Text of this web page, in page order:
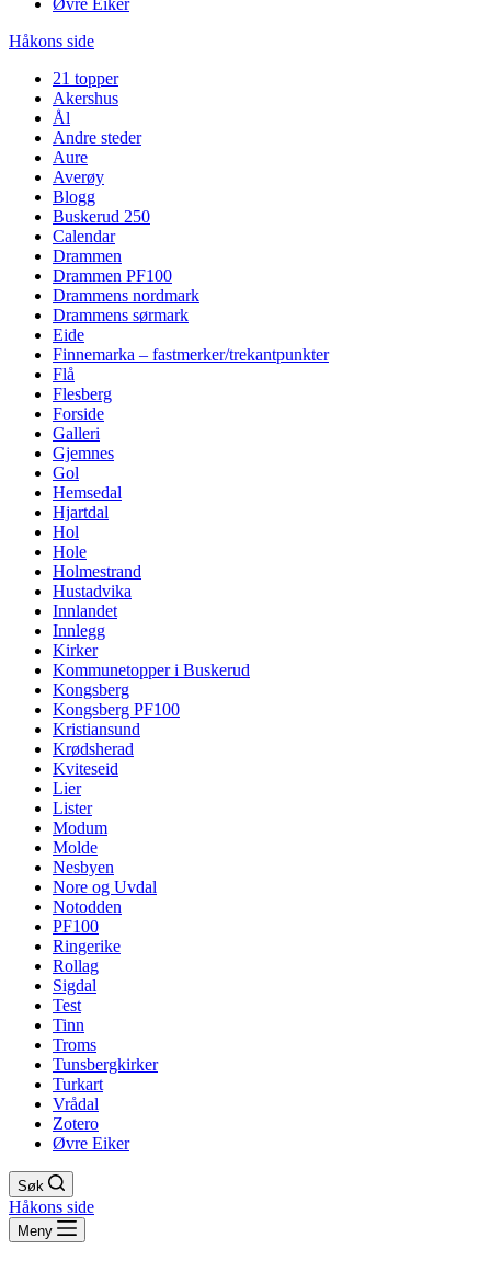
Øvre Eiker
Håkons side
21 topper
Akershus
Ål
Andre steder
Aure
Averøy
Blogg
Buskerud 250
Calendar
Drammen
Drammen PF100
Drammens nordmark
Drammens sørmark
Eide
Finnemarka – fastmerker/trekantpunkter
Flå
Flesberg
Forside
Galleri
Gjemnes
Gol
Hemsedal
Hjartdal
Hol
Hole
Holmestrand
Hustadvika
Innlandet
Innlegg
Kirker
Kommunetopper i Buskerud
Kongsberg
Kongsberg PF100
Kristiansund
Krødsherad
Kviteseid
Lier
Lister
Modum
Molde
Nesbyen
Nore og Uvdal
Notodden
PF100
Ringerike
Rollag
Sigdal
Test
Tinn
Troms
Tunsbergkirker
Turkart
Vrådal
Zotero
Øvre Eiker
Søk
Håkons side
Meny